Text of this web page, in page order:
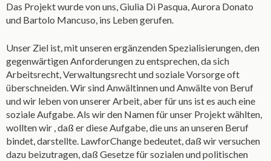
Das Projekt wurde von uns, Giulia Di Pasqua, Aurora Donato
und Bartolo Mancuso, ins Leben gerufen.
Unser Ziel ist, mit unseren ergänzenden Spezialisierungen, den
gegenwärtigen Anforderungen zu entsprechen, da sich
Arbeitsrecht, Verwaltungsrecht und soziale Vorsorge oft
überschneiden. Wir sind Anwältinnen und Anwälte von Beruf
und wir leben von unserer Arbeit, aber für uns ist es auch eine
soziale Aufgabe. Als wir den Namen für unser Projekt wählten,
wollten wir , daß er diese Aufgabe, die uns an unseren Beruf
bindet, darstellte. LawforChange bedeutet, daß wir versuchen
dazu beizutragen, daß Gesetze für sozialen und politischen